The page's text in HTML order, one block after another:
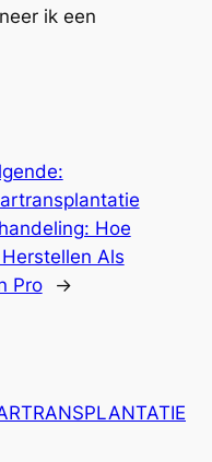
ik een
Hoe
Als
Pro
→